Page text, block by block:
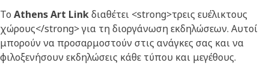
Το Athens Art Linkδιαθέτει <strong>τρεις ευέλικτους
χώρους</strong> για τη διοργάνωση εκδηλώσεων. Αυτοί
μπορούν να προσαρμοστούν στις ανάγκες σας και να
φιλοξενήσουν εκδηλώσεις κάθε τύπου και μεγέθους.